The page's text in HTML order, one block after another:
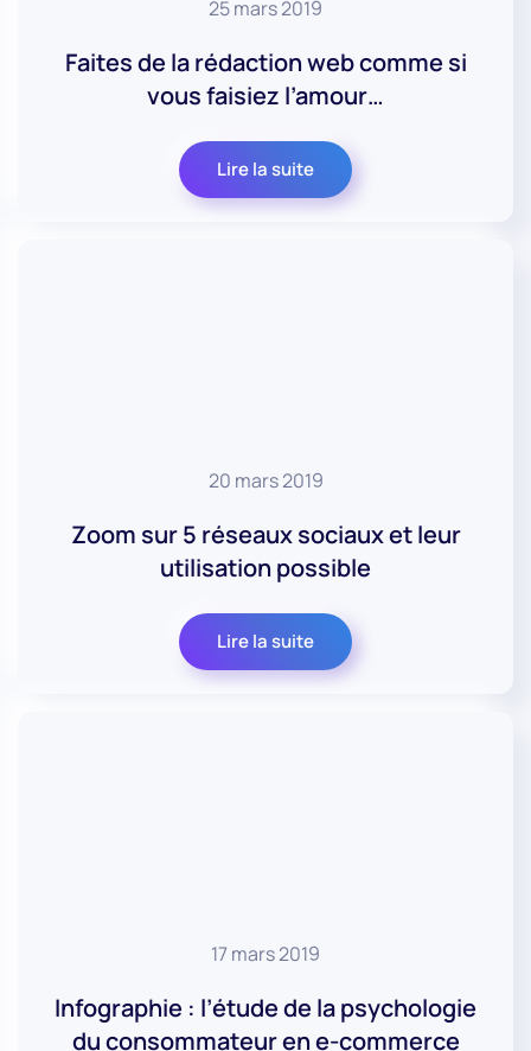
25 mars 2019
Faites de la rédaction web comme si
vous faisiez l’amour…
Lire la suite
20 mars 2019
Zoom sur 5 réseaux sociaux et leur
utilisation possible
Lire la suite
17 mars 2019
Infographie : l’étude de la psychologie
du consommateur en e-commerce